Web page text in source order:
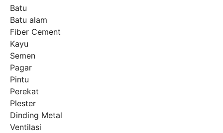
Batu
Batu alam
Fiber Cement
Kayu
Semen
Pagar
Pintu
Perekat
Plester
Dinding Metal
Ventilasi